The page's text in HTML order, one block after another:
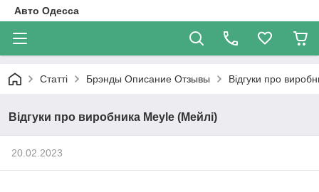
Авто Одесса
Статті Брэнды Описание Отзывы Відгуки про
Відгуки про виробника Meyle (Мейлі)
20.02.2023